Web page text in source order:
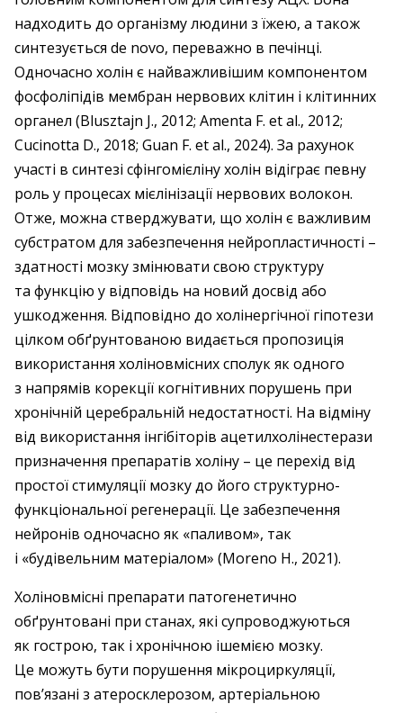
надходить до організму людини з їжею, а також
синтезується de novo, переважно в печінці.
Одночасно холін є найважливішим компонентом
фосфоліпідів мембран нервових клітин і клітинних
органел (Blusztajn J., 2012; Amenta F. et al., 2012;
Cucinotta D., 2018; Guan F. et al., 2024). За рахунок
участі в синтезі сфінгомієліну холін відіграє певну
роль у процесах мієлінізації нервових волокон.
Отже, можна стверджувати, що холін є важливим
субстратом для забезпечення нейропластичності –
здатності мозку змінювати свою структуру
та функцію у відповідь на новий досвід або
ушкодження. Відповідно до холінергічної гіпотези
цілком обґрунтованою видається пропозиція
використання холіновмісних сполук як одного
з напрямів корекції когнітивних порушень при
хронічній церебральній недостатності. На відміну
від використання інгібіторів ацетилхолінестерази
призначення препаратів холіну – це перехід від
простої стимуляції мозку до його структурно-
функціональної регенерації. Це забезпечення
нейронів одночасно як «паливом», так
і «будівельним матеріалом» (Moreno H., 2021).
Холіновмісні препарати патогенетично
обґрунтовані при станах, які супроводжуються
як гострою, так і хронічною ішемією мозку.
Це можуть бути порушення мікроциркуляції,
пов’язані з атеросклерозом, артеріальною